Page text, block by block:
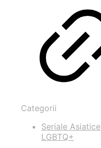
Categorii
Seriale Asiatice
LGBTQ+